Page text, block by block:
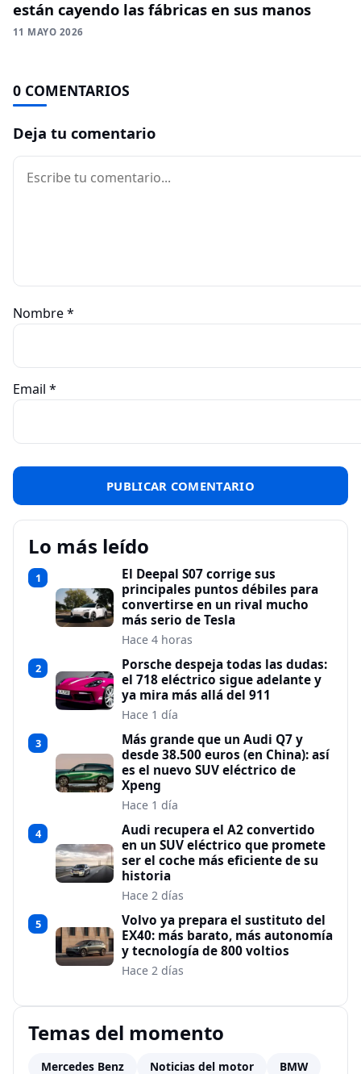
están cayendo las fábricas en sus manos
11 MAYO 2026
0 COMENTARIOS
Deja tu comentario
Comentario
Nombre*
Email *
Lo más leído
1
El Deepal S07 corrige sus
principales puntos débiles para
convertirse en un rival mucho
más serio de Tesla
Hace 4 horas
2
Porsche despeja todas las dudas:
el 718 eléctrico sigue adelante y
ya mira más allá del 911
Hace 1 día
3
Más grande que un Audi Q7 y
desde 38.500 euros (en China): así
es el nuevo SUV eléctrico de
Xpeng
Hace 1 día
4
Audi recupera el A2 convertido
en un SUV eléctrico que promete
ser el coche más eficiente de su
historia
Hace 2 días
5
Volvo ya prepara el sustituto del
EX40: más barato, más autonomía
y tecnología de 800 voltios
Hace 2 días
Temas del momento
Mercedes Benz Noticias del motor BMW